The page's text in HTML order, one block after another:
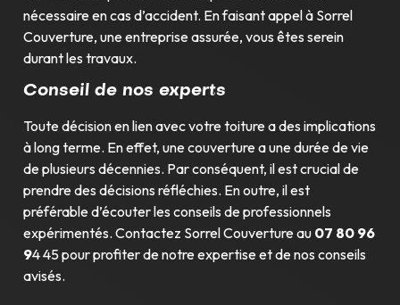
nécessaire en cas d’accident. En faisant appel à Sorrel
Couverture, une entreprise assurée, vous êtes serein
durant les travaux.
Conseil de nos experts
Toute décision en lien avec votre toiture a des implications
à long terme. En effet, une couverture a une durée de vie
de plusieurs décennies. Par conséquent, il est crucial de
prendre des décisions réfléchies. En outre, il est
préférable d’écouter les conseils de professionnels
expérimentés. Contactez Sorrel Couverture au 07 80 96
94 45 pour profiter de notre expertise et de nos conseils
avisés.